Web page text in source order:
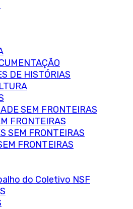
DE HISTÓRIAS
SEM FRONTEIRAS
FRONTEIRAS
SEM FRONTEIRAS
FRONTEIRAS
do Coletivo NSF